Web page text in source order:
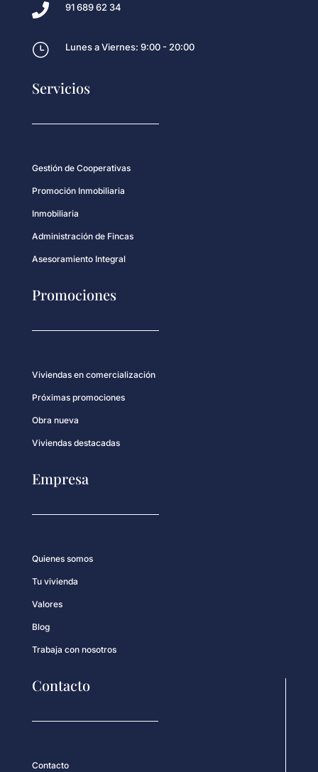
 91 689 62 34
} Lunes a Viernes: 9:00 - 20:00
Servicios
Gestión de Cooperativas
Promoción Inmobiliaria
Inmobiliaria
Administración de Fincas
Asesoramiento Integral
Promociones
Viviendas en comercialización
Próximas promociones
Obra nueva
Viviendas destacadas
Empresa
Quienes somos
Tu vivienda
Valores
Blog
Trabaja con nosotros
Contacto
Contacto